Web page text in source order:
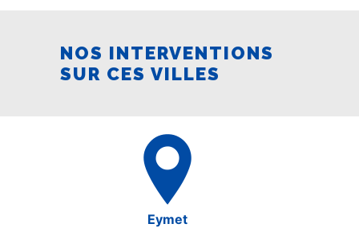
NOS INTERVENTIONS
SUR CES VILLES
Eymet